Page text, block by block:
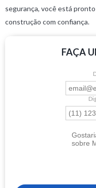
segurança, você está
construção com confiança.
FAÇA